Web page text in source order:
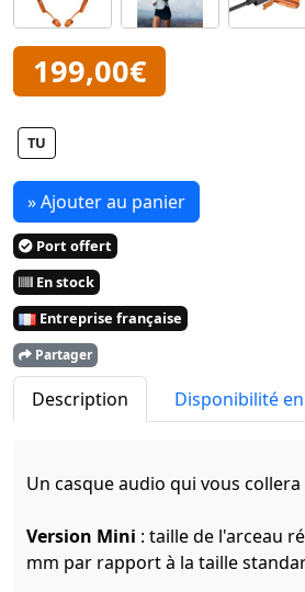
199,00€
TU
» Ajouter au panier
Port offert
En stock
Entreprise française
Partager
Description Disponibilité
Un casque audio qui vous collera
Version Mini : taille de l'arceau
mm par rapport à la taille